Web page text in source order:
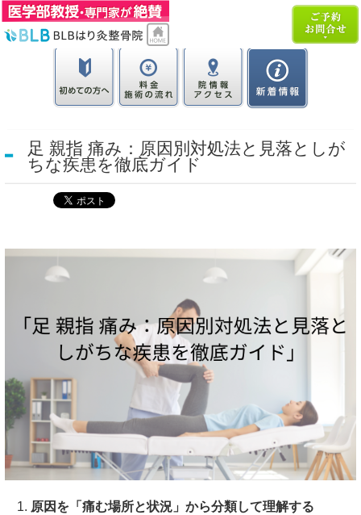
足 親指 痛み：原因別対処法と見落としが
ちな疾患を徹底ガイド
原因を「痛む場所と状況」から分類して理解する